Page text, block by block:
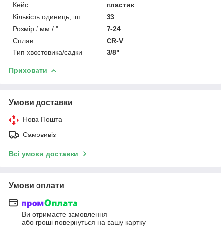
Кейс
пластик
Кількість одиниць, шт
33
Розмір / мм / "
7-24
Сплав
CR-V
Тип хвостовика/садки
3/8"
Приховати
Умови доставки
Нова Пошта
Самовивіз
Всі умови доставки
Умови оплати
Ви отримаєте замовлення
або гроші повернуться на вашу картку